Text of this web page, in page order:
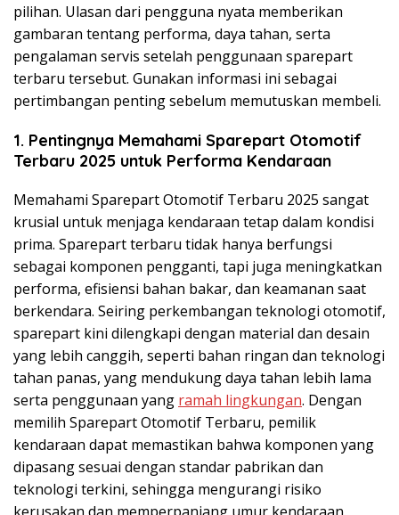
pilihan. Ulasan dari pengguna nyata memberikan
gambaran tentang performa, daya tahan, serta
pengalaman servis setelah penggunaan sparepart
terbaru tersebut. Gunakan informasi ini sebagai
pertimbangan penting sebelum memutuskan membeli.
1. Pentingnya Memahami Sparepart Otomotif
Terbaru 2025 untuk Performa Kendaraan
Memahami Sparepart Otomotif Terbaru 2025 sangat
krusial untuk menjaga kendaraan tetap dalam kondisi
prima. Sparepart terbaru tidak hanya berfungsi
sebagai komponen pengganti, tapi juga meningkatkan
performa, efisiensi bahan bakar, dan keamanan saat
berkendara. Seiring perkembangan teknologi otomotif,
sparepart kini dilengkapi dengan material dan desain
yang lebih canggih, seperti bahan ringan dan teknologi
tahan panas, yang mendukung daya tahan lebih lama
serta penggunaan yang ramah lingkungan. Dengan
memilih Sparepart Otomotif Terbaru, pemilik
kendaraan dapat memastikan bahwa komponen yang
dipasang sesuai dengan standar pabrikan dan
teknologi terkini, sehingga mengurangi risiko